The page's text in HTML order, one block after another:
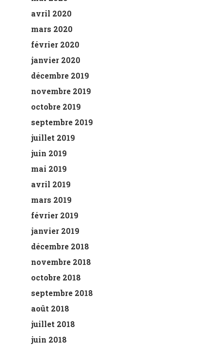
avril 2020
mars 2020
février 2020
janvier 2020
décembre 2019
novembre 2019
octobre 2019
septembre 2019
juillet 2019
juin 2019
mai 2019
avril 2019
mars 2019
février 2019
janvier 2019
décembre 2018
novembre 2018
octobre 2018
septembre 2018
août 2018
juillet 2018
juin 2018